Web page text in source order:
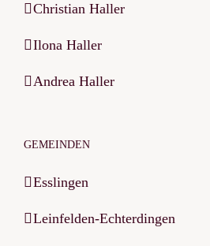
Christian Haller
Ilona Haller
Andrea Haller
GEMEINDEN
Esslingen
Leinfelden-Echterdingen